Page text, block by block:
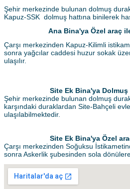
Şehir merkezinde bulunan dolmuş
Kapuz-SSK dolmuş hattına binilerek
Ana Bina'ya Özel araç
Çarşı merkezinden Kapuz-Kilimli
sonra yağcılar caddesi huzur sokak
ulaşılır.
Site Ek Bina'ya Dolmuş ile
Şehir merkezinde bulunan dolmuş
karşındaki duraklardan Site-Bahçeli
ulaşılabilmektedir.
Site Ek Bina'ya Özel
Çarşı merkezinden Soğuksu
sonra Askerlik şubesinden sola